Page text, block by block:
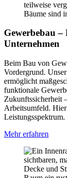
Gewerbebau
Unternehmen
Beim Bau von
Vordergrund.
ermöglicht
funktionale
Zukunftssicherheit
Arbeitsumfeld.
Leistungsspektrum.
Mehr erfahren